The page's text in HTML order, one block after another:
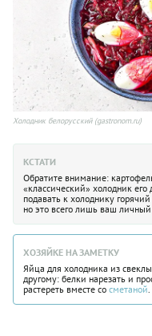
Холодник белорусский (gastronom.ru)
КСТАТИ
Обратите внимание:
«классический» холодник
подавать к холоднику горячий
но это всего лишь ваш личный
ХОЗЯЙКЕ НА ЗАМЕТКУ
Яйца для холодника из
другому: белки нарезать и
растереть вместе со сметаной